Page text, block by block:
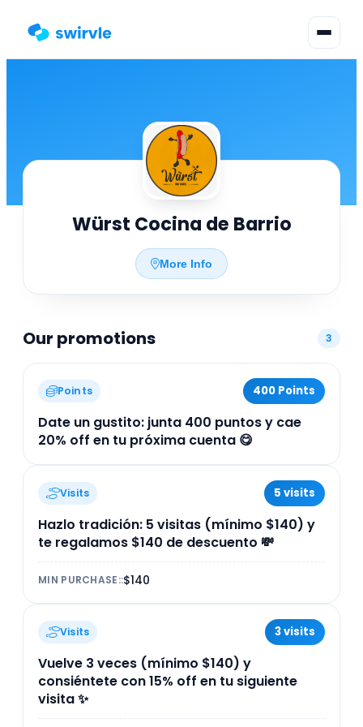
Change language
▾
Würst Cocina de Barrio
More Info
Our promotions 3
Points 400 Points
Date un gustito: junta 400 puntos y cae
20% off en tu próxima cuenta 😋
Visits 5 visits
Hazlo tradición: 5 visitas (mínimo $140) y
te regalamos $140 de descuento 💸
MIN PURCHASE::$140
Visits 3 visits
Vuelve 3 veces (mínimo $140) y
consiéntete con 15% off en tu siguiente
visita ✨